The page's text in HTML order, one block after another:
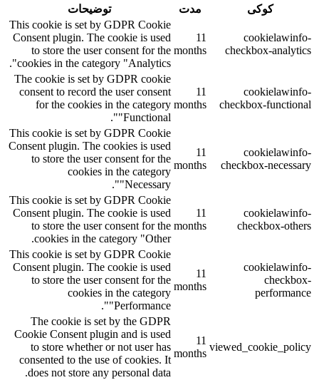
کوکی
مدت توضیحات
cookielawinfo-
checkbox-analytics
11
months
This cookie is set by GDPR Cookie
Consent plugin. The cookie is used
to store the user consent for the
cookies in the category "Analytics".
cookielawinfo-
checkbox-functional
11
months
The cookie is set by GDPR cookie
consent to record the user consent
for the cookies in the category
"Functional".
cookielawinfo-
checkbox-necessary
11
months
This cookie is set by GDPR Cookie
Consent plugin. The cookies is used
to store the user consent for the
cookies in the category
"Necessary".
cookielawinfo-
checkbox-others
11
months
This cookie is set by GDPR Cookie
Consent plugin. The cookie is used
to store the user consent for the
cookies in the category "Other.
cookielawinfo-
checkbox-
performance
11
months
This cookie is set by GDPR Cookie
Consent plugin. The cookie is used
to store the user consent for the
cookies in the category
"Performance".
viewed_cookie_policy
11
months
The cookie is set by the GDPR
Cookie Consent plugin and is used
to store whether or not user has
consented to the use of cookies. It
does not store any personal data.